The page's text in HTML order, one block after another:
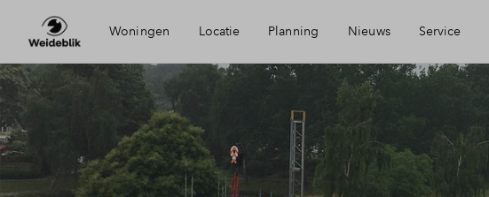
Woningen Locatie
Bereikbaarheid
Voorzieningen
Planning Nieuws Service
Mijn Eigen Huis
Financiele check